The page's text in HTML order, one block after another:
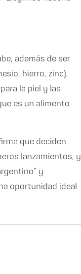
además de ser
hierro, zinc),
la piel y las
es un alimento
que deciden
lanzamientos, y
y
oportunidad ideal